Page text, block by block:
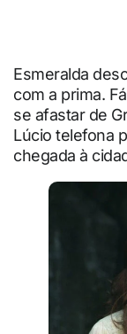
Esmeralda
com a prima.
se afastar de
Lúcio telefona
chegada à